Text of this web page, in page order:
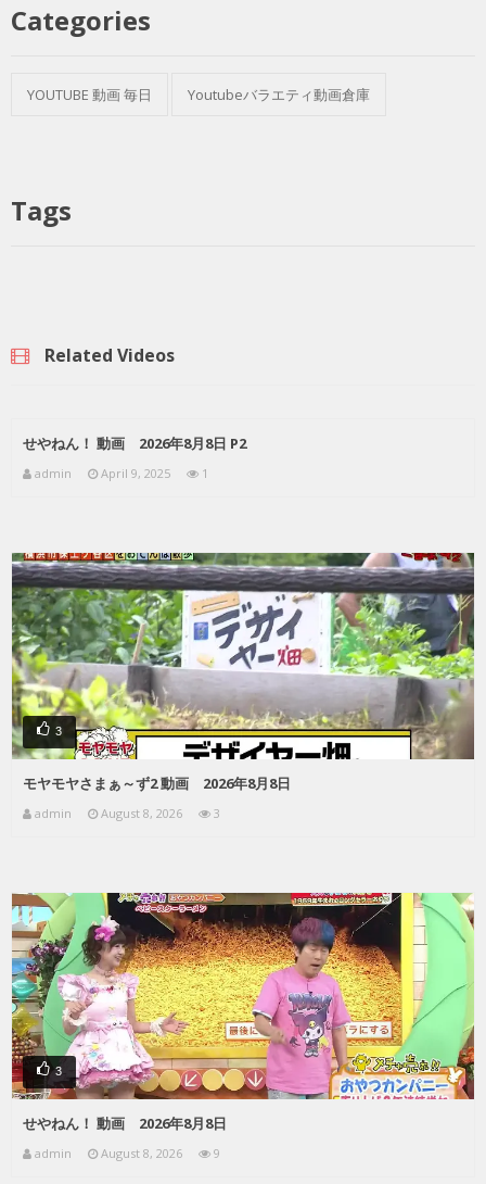
Categories
YOUTUBE 動画 毎日 Youtubeバラエティ動画倉庫
Tags
Related Videos
せやねん！ 動画 2026年8月8日 P2
admin April 9, 2025 1
3
モヤモヤさまぁ～ず2 動画 2026年8月8日
admin August 8, 2026 3
3
せやねん！ 動画 2026年8月8日
admin August 8, 2026 9